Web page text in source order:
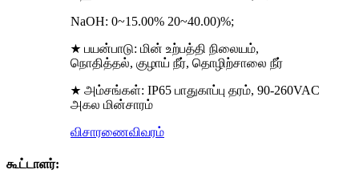
NaOH: 0~15.00% 20~40.00)%;
★ பயன்பாடு: மின் உற்பத்தி நிலையம்,
நொதித்தல், குழாய் நீர், தொழிற்சாலை நீர்
★ அம்சங்கள்: IP65 பாதுகாப்பு தரம், 90-260VAC
அகல மின்சாரம்
விசாரணைவிவரம்
கூட்டாளர்: